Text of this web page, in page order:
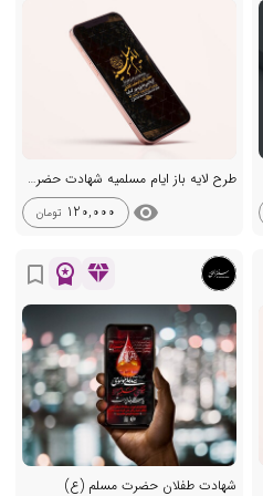
طرح لایه باز ایام مسلمیه شهادت حضرت مسلم ع
visibility
120,000 تومان
diamond
workspace_premium
bookmark_border
شهادت طفلان حضرت مسلم (ع)